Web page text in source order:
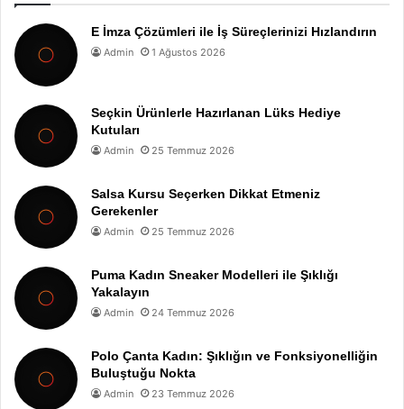
E İmza Çözümleri ile İş Süreçlerinizi Hızlandırın
Admin 1 Ağustos 2026
Seçkin Ürünlerle Hazırlanan Lüks Hediye
Kutuları
Admin 25 Temmuz 2026
Salsa Kursu Seçerken Dikkat Etmeniz
Gerekenler
Admin 25 Temmuz 2026
Puma Kadın Sneaker Modelleri ile Şıklığı
Yakalayın
Admin 24 Temmuz 2026
Polo Çanta Kadın: Şıklığın ve Fonksiyonelliğin
Buluştuğu Nokta
Admin 23 Temmuz 2026